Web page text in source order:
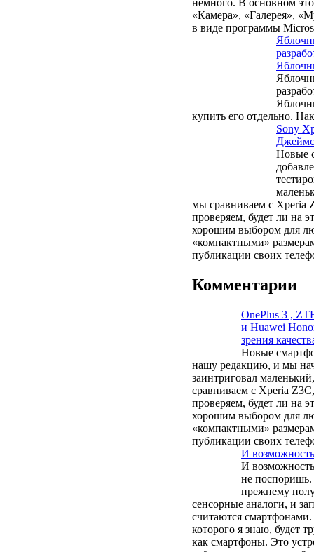
«Камера», «Галерея»,
в виде программы
купить его отдельно.
Sony
Новые
мы сравниваем с Xperia
проверяем, будет ли на
хорошим выбором для
«компактными»
публикации своих
Комментарии
OnePlus 3 ,
и Huawei
зрения
Новые
нашу редакцию, и мы
заинтриговал
сравниваем с Xperia
проверяем, будет ли на
хорошим выбором для
«компактными»
публикации своих
И
И
не поспоришь.
прежнему
сенсорные аналоги, и
считаются
которого я знаю, будет
как смартфоны. Это